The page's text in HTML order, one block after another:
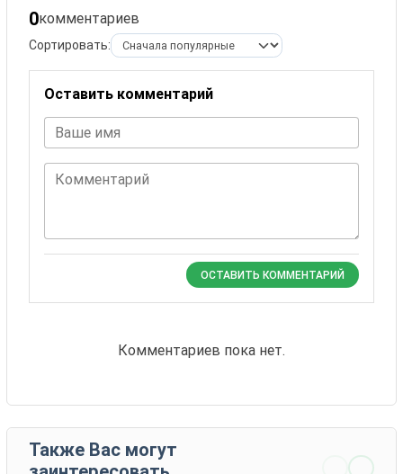
0комментариев
Сортировать:
Оставить комментарий
Ваше имя
Комментарий
ОСТАВИТЬ КОММЕНТАРИЙ
Комментариев пока нет.
Также Вас могут